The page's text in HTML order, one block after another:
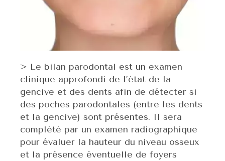
> Le bilan parodontal est un examen
clinique approfondi de l’état de la
gencive et des dents afin de détecter si
des poches parodontales (entre les dents
et la gencive) sont présentes. Il sera
complété par un examen radiographique
pour évaluer la hauteur du niveau osseux
et la présence éventuelle de foyers